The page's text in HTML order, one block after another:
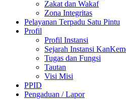
Zakat dan Wakaf
Zona Integritas
Pelayanan Terpadu Satu Pintu
Profil
Profil Instansi
Sejarah Instansi
Tugas dan Fungsi
Tautan
Visi Misi
PPID
Pengaduan / Lapor